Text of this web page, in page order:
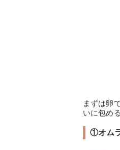
まずは卵
いに包め
①オム